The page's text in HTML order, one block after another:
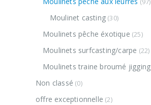
Moulinet casting (30)
Moulinets pêche éxotique (25)
Moulinets surfcasting/carpe (22)
Moulinets traine broumé jigging
Non classé (0)
offre exceptionnelle (2)